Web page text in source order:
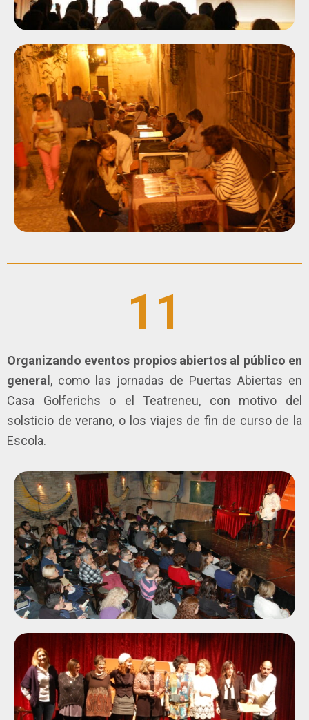
11
Organizando eventos propios abiertos al público en
general, como las jornadas de Puertas Abiertas en
Casa Golferichs o el Teatreneu, con motivo del
solsticio de verano, o los viajes de fin de curso de la
Escola.